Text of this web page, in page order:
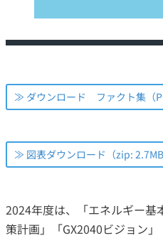
≫ ダウンロード ファクト集（
≫ 図表ダウンロード（zip: 2.7MB
2024年度は、「エネルギー基
策計画」「GX2040ビジョン